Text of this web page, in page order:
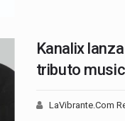
Kanalix
tributo
LaVibrante.Com